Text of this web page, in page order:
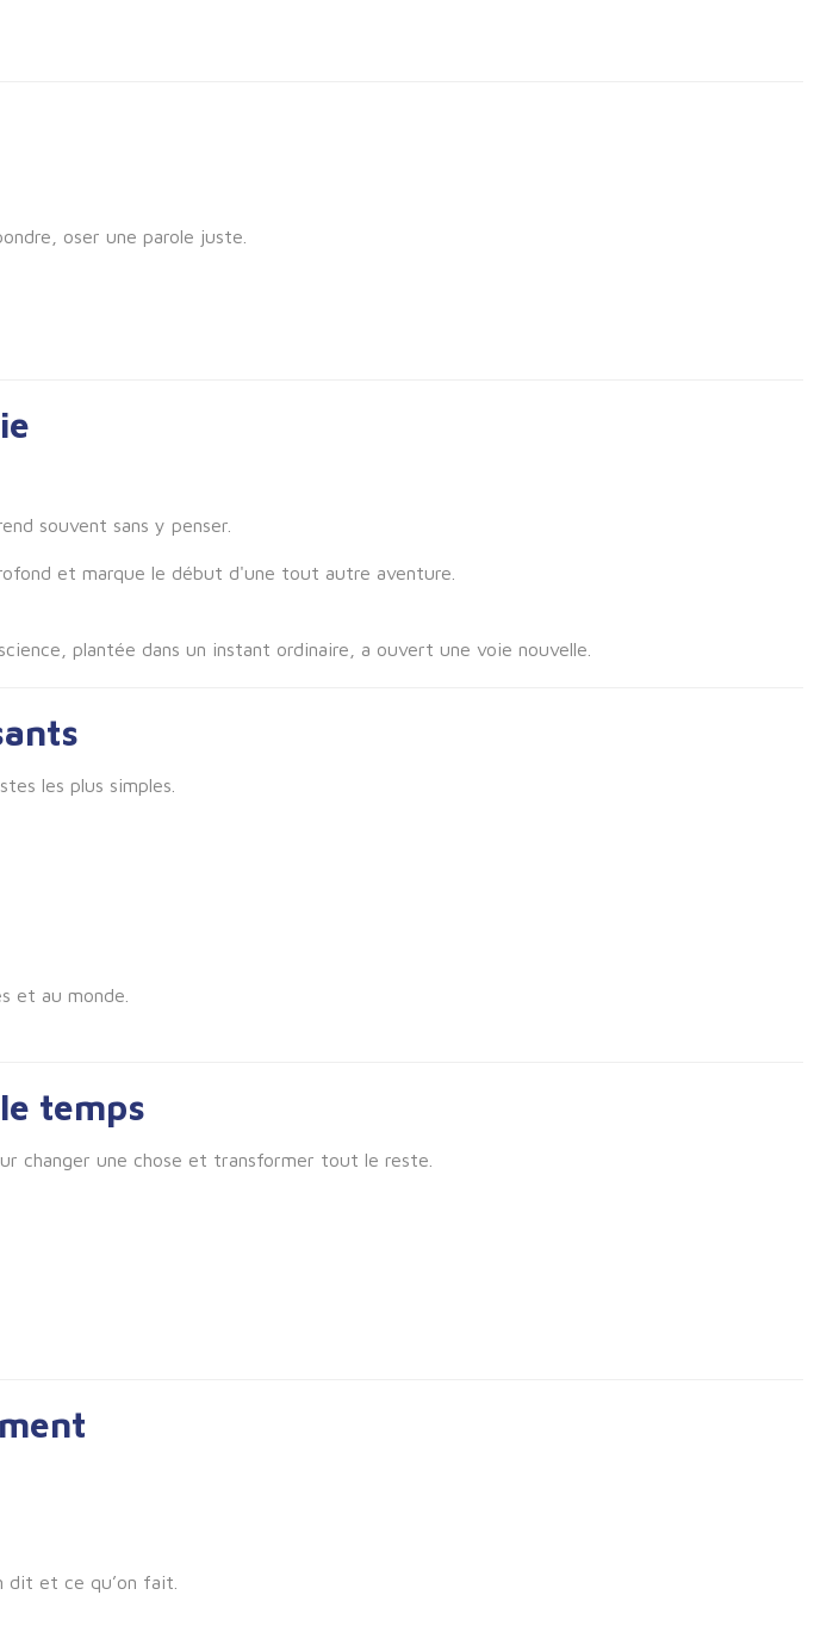
oser une parole juste.
souvent sans y penser.
et marque le début d'une tout autre aventure.
plantée dans un instant ordinaire, a ouvert une voie nouvelle.
les plus simples.
et au monde.
temps
changer une chose et transformer tout le reste.
dit et ce qu’on fait.